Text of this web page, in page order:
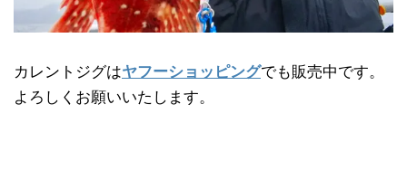
カレントジグはヤフーショッピングでも販売中です。
よろしくお願いいたします。